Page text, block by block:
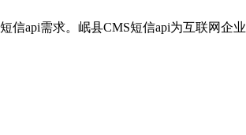
信api需求。岷县CMS短信api为互联网